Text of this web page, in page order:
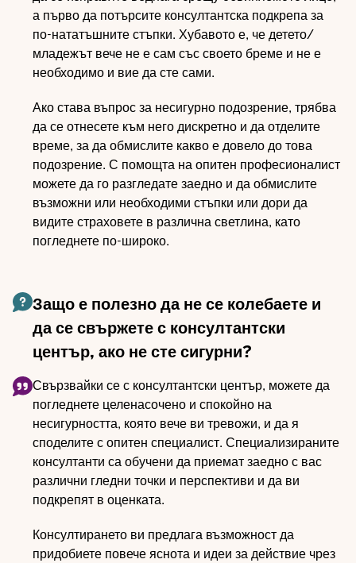
а първо да потърсите консултантска подкрепа за
по-нататъшните стъпки. Хубавото е, че детето/
младежът вече не е сам със своето бреме и не е
необходимо и вие да сте сами.
Ако става въпрос за несигурно подозрение, трябва
да се отнесете към него дискретно и да отделите
време, за да обмислите какво е довело до това
подозрение. С помощта на опитен професионалист
можете да го разгледате заедно и да обмислите
възможни или необходими стъпки или дори да
видите страховете в различна светлина, като
погледнете по-широко.
Защо е полезно да не се колебаете и
да се свържете с консултантски
център, ако не сте сигурни?
Свързвайки се с консултантски център, можете да
погледнете целенасочено и спокойно на
несигурността, която вече ви тревожи, и да я
споделите с опитен специалист. Специализираните
консултанти са обучени да приемат заедно с вас
различни гледни точки и перспективи и да ви
подкрепят в оценката.
Консултирането ви предлага възможност да
придобиете повече яснота и идеи за действие чрез